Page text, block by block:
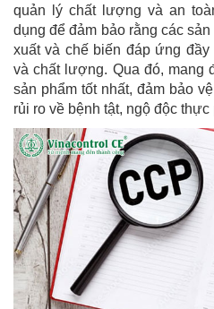
quản lý chất lượng và an
dụng để đảm bảo rằng các
xuất và chế biến đáp ứng
và chất lượng. Qua đó, mang
sản phẩm tốt nhất, đảm bảo
rủi ro về bệnh tật, ngộ độc thực